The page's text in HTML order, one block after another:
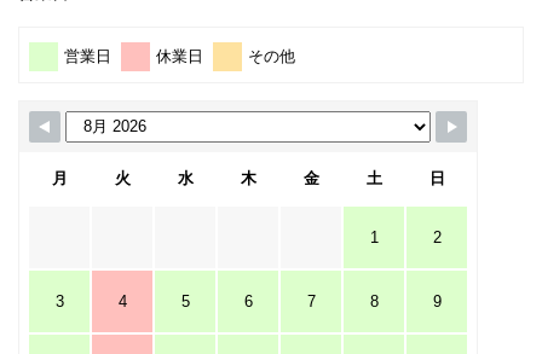
営業日 休業日 その他
月 火 水 木 金 土 日
1 2
3 4 5 6 7 8 9